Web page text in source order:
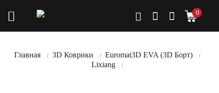
0
Главная 3D Коврики
Euromat3D EVA (3D Борт)
Lixiang